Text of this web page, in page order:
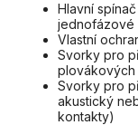
Hlavní
jednofázové
Vlastní
Svorky pro
plovákových
Svorky pro
akustický
kontakty)